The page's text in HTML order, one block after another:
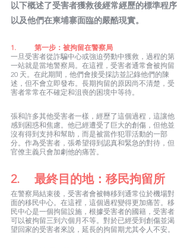
以下概述了受害者獲救後經常經歷的標準程序
以及他們在柬埔寨面臨的嚴酷現實。
1.	第一步：被拘留在警察局
一旦受害者從詐騙中心或強迫勞動中獲救，過程的第
一站就是當地警察局。在這裡，受害者通常會被拘留
20 天。在此期間，他們會接受採訪並記錄他們的陳
述，但不會立即發布。長期拘留的原因尚不清楚，受
害者常常在不確定和沮喪的困境中等待。
張和許多其他受害者一樣，經歷了這個過程，這讓他
感到困惑和焦慮。他已經遭受了巨大的創傷，但他並
沒有得到支持和幫助，而是被當作犯罪活動的一部
分。作為受害者，張希望得到認真和緊急的對待，但
官僚主義只會加劇他的痛苦。
2.	最終目的地：移民拘留所
在警察局結束後，受害者會被轉移到通常位於機場對
面的移民中心。在這裡，這個過程變得更加痛苦。移
民中心是一個拘留設施，根據受害者的國籍，受害者
可以被拘留三到六個月不等。對於已經受到創傷並渴
望回家的受害者來說，延長的拘留期尤其令人不安。